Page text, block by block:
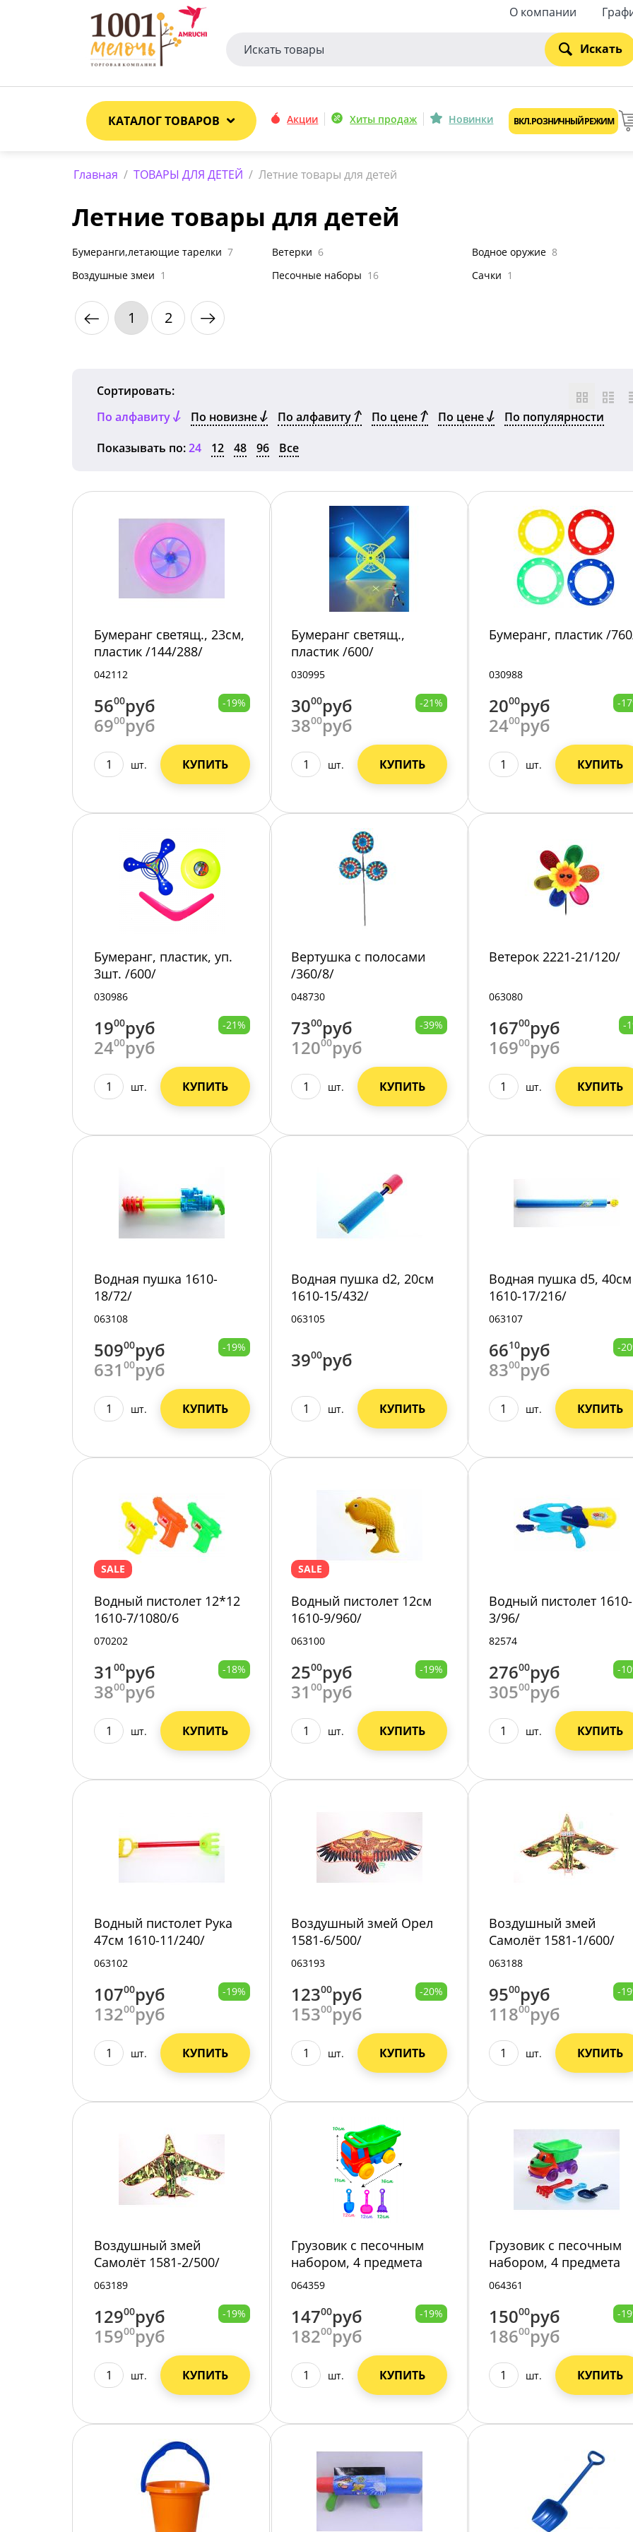
О компании
Искать
КАТАЛОГ ТОВАРОВ Акции Хиты продаж Новинки ВКЛ. РОЗНИЧНЫЙ РЕЖИМ
Главная / ТОВАРЫ ДЛЯ ДЕТЕЙ / Летние товары для детей
Летние товары для детей
Бумеранги,летающие тарелки 7 Ветерки 6 Водное оружие 8
Воздушные змеи 1 Песочные наборы 16 Сачки 1
1 2
Сортировать:
По алфавиту
По новизне По алфавиту По цене По цене
По популярности
Показывать по:24 12 48 96 Все
Бумеранг светящ., 23см,
пластик /144/288/
042112
5600руб
6900руб
-19%
шт. КУПИТЬ
Бумеранг светящ.,
пластик /600/
030995
3000руб
3800руб
-21%
шт. КУПИТЬ
Бумеранг, пластик /
030988
2000руб
2400руб
-
шт. КУПИТЬ
Бумеранг, пластик, уп.
3шт. /600/
030986
1900руб
2400руб
-21%
шт. КУПИТЬ
Вертушка с полосами
/360/8/
048730
7300руб
12000руб
-39%
шт. КУПИТЬ
Ветерок 2221-21/120/
063080
16700руб
16900руб
-
шт. КУПИТЬ
Водная пушка 1610-
18/72/
063108
50900руб
631 00руб
-19%
шт. КУПИТЬ
Водная пушка d2, 20см
1610-15/432/
063105
3900руб
шт. КУПИТЬ
Водная пушка d5, 40см
1610-17/216/
063107
6610руб
8300руб
-
шт. КУПИТЬ
SALE
Водный пистолет 12*12
1610-7/1080/6
070202
31 00руб
3800руб
-18%
шт. КУПИТЬ
SALE
Водный пистолет 12см
1610-9/960/
063100
2500руб
3100руб
-19%
шт. КУПИТЬ
Водный пистолет 1610-
3/96/
82574
27600руб
30500руб
-
шт. КУПИТЬ
Водный пистолет Рука
47см 1610-11/240/
063102
10700руб
13200руб
-19%
шт. КУПИТЬ
Воздушный змей Орел
1581-6/500/
063193
12300руб
15300руб
-20%
шт. КУПИТЬ
Воздушный змей
Самолёт 1581-1/600/
063188
9500руб
11800руб
-
шт. КУПИТЬ
Воздушный змей
Самолёт 1581-2/500/
063189
12900руб
15900руб
-19%
шт. КУПИТЬ
Грузовик с песочным
набором, 4 предмета
3000-3/192/
064359
14700руб
18200руб
-19%
шт. КУПИТЬ
Грузовик с песочным
набором, 4 предмета
3000-5/192/
064361
15000руб
18600руб
-
шт. КУПИТЬ